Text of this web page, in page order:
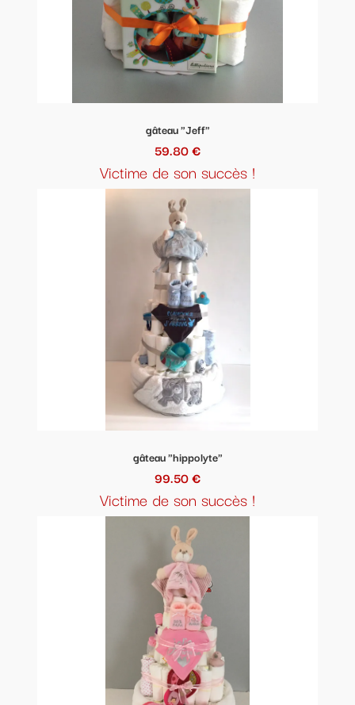
gâteau "Jeff"
59.80 €
Victime de son succès !
gâteau "hippolyte"
99.50 €
Victime de son succès !